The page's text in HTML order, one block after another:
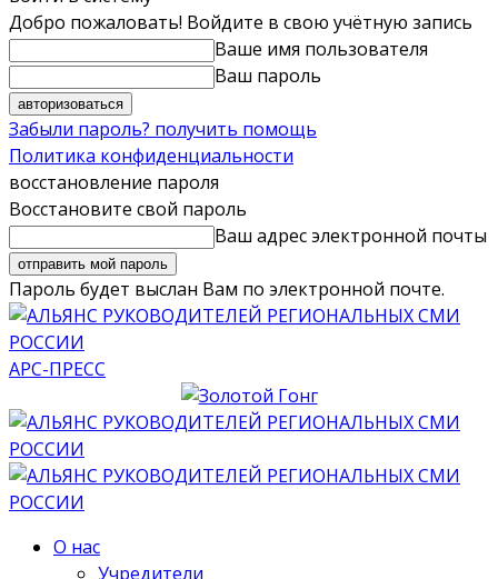
Добро пожаловать! Войдите в свою учётную запись
Ваше имя пользователя
Ваш пароль
Забыли пароль? получить помощь
Политика конфиденциальности
восстановление пароля
Восстановите свой пароль
Ваш адрес электронной почты
Пароль будет выслан Вам по электронной почте.
АРС-ПРЕСС
О нас
Учредители